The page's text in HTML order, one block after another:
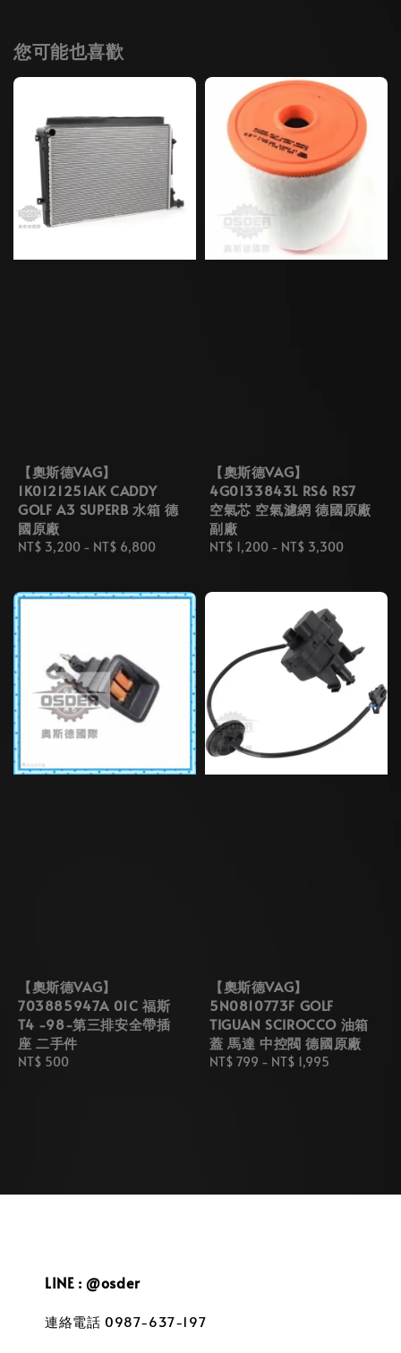
您可能也喜歡
【奧斯德VAG】
1K0121251AK CADDY
GOLF A3 SUPERB 水箱 德
國原廠
Regular
NT$ 3,200 - NT$ 6,800
【奧斯德VAG】
4G0133843L RS6 RS7
空氣芯 空氣濾網 德國原廠
副廠
Regular
NT$ 1,200 - NT$ 3,300
【奧斯德VAG】
703885947A 01C 福斯
T4 -98-第三排安全帶插
座 二手件
Regular
NT$ 500
【奧斯德VAG】
5N0810773F GOLF
TIGUAN SCIROCCO 油箱
蓋 馬達 中控閥 德國原廠
Regular
NT$ 799 - NT$ 1,995
LINE : @osder
連絡電話 0987-637-197